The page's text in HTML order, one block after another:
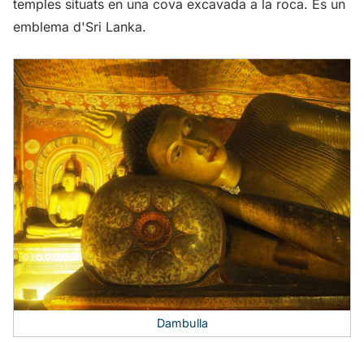
temples situats en una cova excavada a la roca. És un
emblema d'Sri Lanka.
Dambulla